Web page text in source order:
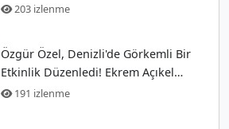
203 izlenme
Özgür Özel, Denizli'de Görkemli Bir
Etkinlik Düzenledi! Ekrem Açıkel
Tarihi Olayı
191 izlenme